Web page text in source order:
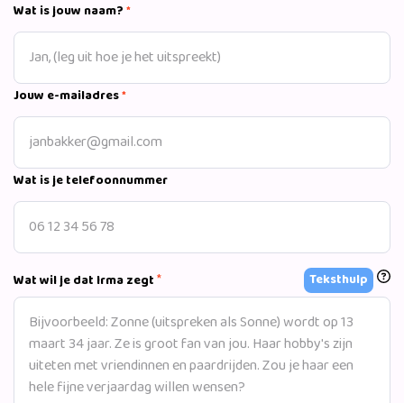
Wat is jouw naam?*
Jouw e-mailadres*
Wat is je telefoonnummer
Wat wil je dat Irma zegt* Teksthulp